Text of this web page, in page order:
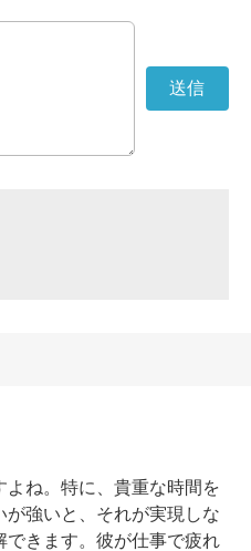
ね。特に、貴重な時間を
強いと、それが実現しな
できます。彼が仕事で疲れ